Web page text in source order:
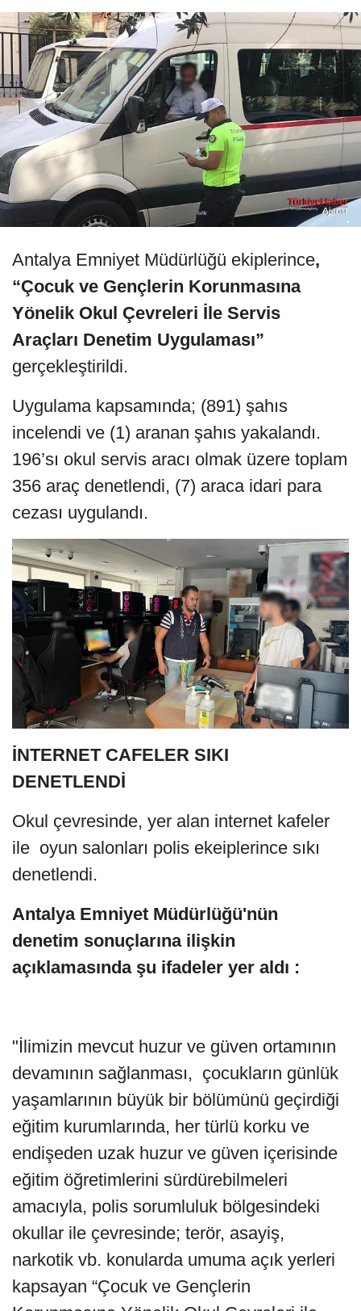
Antalya Emniyet Müdürlüğü ekiplerince,
“Çocuk ve Gençlerin Korunmasına
Yönelik Okul Çevreleri İle Servis
Araçları Denetim Uygulaması”
gerçekleştirildi.
Uygulama kapsamında; (891) şahıs
incelendi ve (1) aranan şahıs yakalandı.
196’sı okul servis aracı olmak üzere toplam
356 araç denetlendi, (7) araca idari para
cezası uygulandı.
İNTERNET CAFELER SIKI
DENETLENDİ
Okul çevresinde, yer alan internet kafeler
ile oyun salonları polis ekeiplerince sıkı
denetlendi.
Antalya Emniyet Müdürlüğü'nün
denetim sonuçlarına ilişkin
açıklamasında şu ifadeler yer aldı :
"İlimizin mevcut huzur ve güven ortamının
devamının sağlanması, çocukların günlük
yaşamlarının büyük bir bölümünü geçirdiği
eğitim kurumlarında, her türlü korku ve
endişeden uzak huzur ve güven içerisinde
eğitim öğretimlerini sürdürebilmeleri
amacıyla, polis sorumluluk bölgesindeki
okullar ile çevresinde; terör, asayiş,
narkotik vb. konularda umuma açık yerleri
kapsayan “Çocuk ve Gençlerin